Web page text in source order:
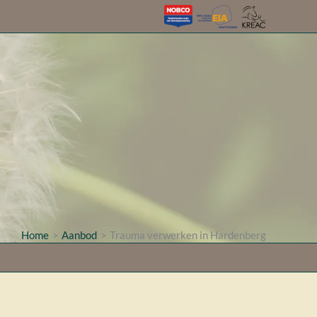
Home Aanbod Trauma verwerken in Hardenberg